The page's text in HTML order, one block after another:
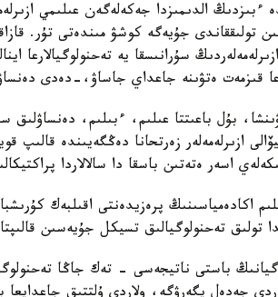
ءبىزدىڭ الدىمىزدا جەكەلەگەن عىلىمي
تولىققاندى جۇيەگە كوشۋ مىندەتى تۇر.
سۇرانىسقا يە تەحنولوگيالارعا
قىزمەت ەتۋىنە جاعداي جاساۋ،-دەدى
بۇل باعىتتا عىلىم، ءبىلىم،
ازىرلەمەلەر زەرتحانا دەڭگەيىندە
اسەر ەتەتىن باسقا دا سالالاردا
اكادەمياسىنىڭ پرەزيدەنتى اقىلبەك
تولىق تەحنولوگيالىق تسيكل جۇيەسىن
باستى ناتيجەسى - تەك جاڭا